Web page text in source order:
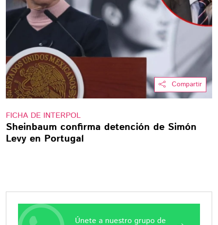
Compartir
FICHA DE INTERPOL
Sheinbaum confirma detención de Simón
Levy en Portugal
Únete a nuestro grupo de